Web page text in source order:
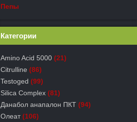
Пепы
Категории
Amino Acid 5000 (21)
Citrulline (86)
Testoged (99)
Silica Complex (81)
Данабол анапалон ПКТ (94)
Олеат (106)